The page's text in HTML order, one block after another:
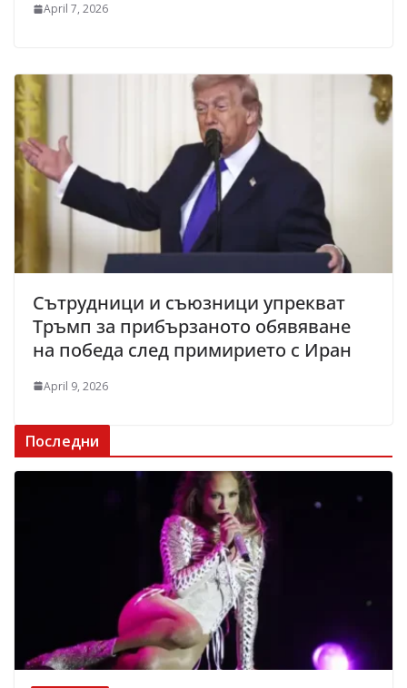
April 7, 2026
Сътрудници и съюзници упрекват
Тръмп за прибързаното обявяване
на победа след примирието с Иран
April 9, 2026
Последни